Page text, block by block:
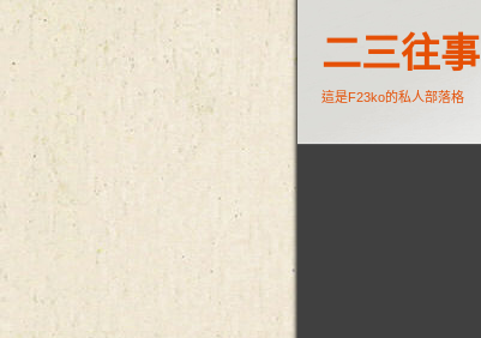
二三往事
這是F23ko的私人部落格